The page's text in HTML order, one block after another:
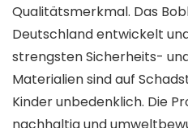
Qualitätsmerkmal. Das
Deutschland entwickelt
strengsten Sicherheits-
Materialien sind auf
Kinder unbedenklich. Die